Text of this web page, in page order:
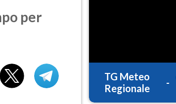
per
TG Meteo
Regionale
-